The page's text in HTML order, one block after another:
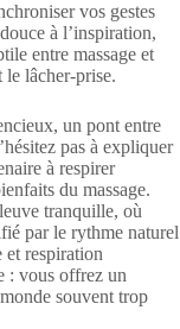
vos gestes
à l’inspiration,
entre massage et
le lâcher-prise.
un pont entre
pas à expliquer
à respirer
du massage.
tranquille, où
par le rythme naturel
respiration
: vous offrez un
souvent trop